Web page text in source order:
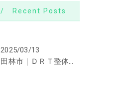
Recent Posts
2025/03/13
富田林市｜ＤＲＴ整体｜首や肩の不調に効果が期待できます。